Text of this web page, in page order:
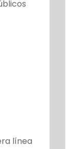
línea